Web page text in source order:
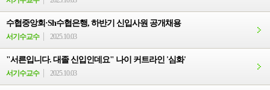
수협중앙회·Sh수협은행, 하반기 신입사원 공개채용
서기수교수 2025.10.03
"서른입니다. 대졸 신입인데요" 나이 커트라인 '심화'
서기수교수 2025.10.03